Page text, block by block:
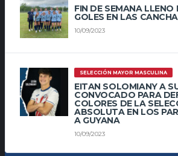
FIN DE SEMANA LLENO
GOLES EN LAS
10/09/2023
SELECCIÓN MAYOR MASCULINA
EITAN SOLOMIANY A
CONVOCADO PARA
COLORES DE LA
ABSOLUTA EN LOS
A GUYANA
10/09/2023